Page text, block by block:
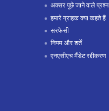
अक्सर पूछे जाने वाले प्रश्न
हमारे ग्राहक क्या कहते हैं
सरफेसी
नियम और शर्तें
एनएसीएच मैंडेट रद्दीकरण